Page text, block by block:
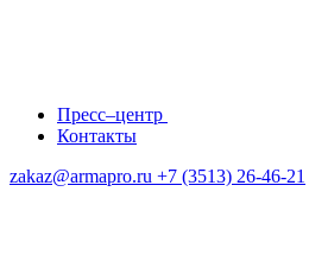
Пресс–центр
Контакты
zakaz@armapro.ru +7 (3513) 26-46-21